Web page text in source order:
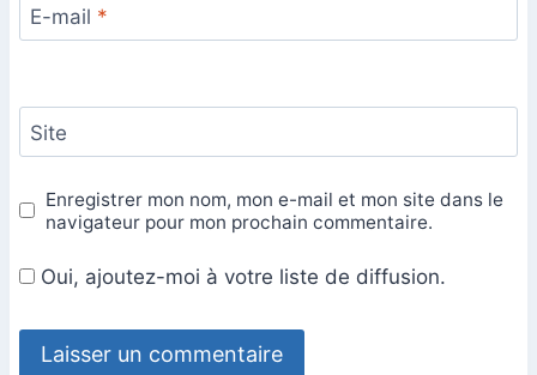
E-mail *
Site
Enregistrer mon nom, mon e-mail et mon site dans le
navigateur pour mon prochain commentaire.
Oui, ajoutez-moi à votre liste de diffusion.